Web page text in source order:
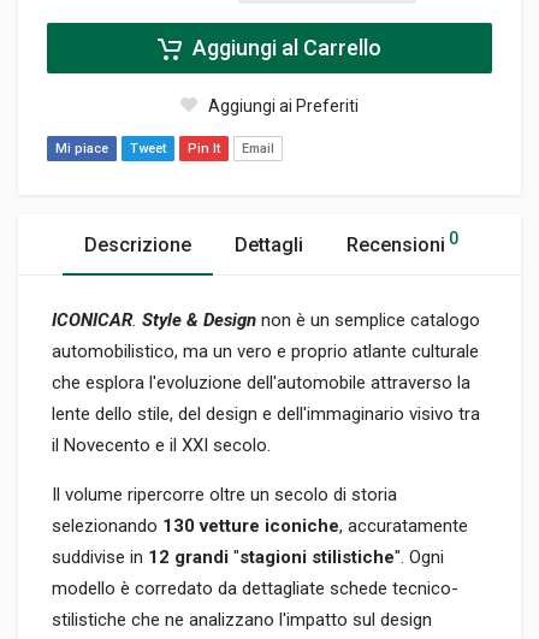
Aggiungi al Carrello
Aggiungi ai Preferiti
Mi piace Tweet Pin It Email
Descrizione Dettagli Recensioni 0
ICONICAR. Style & Design non è un semplice catalogo
automobilistico, ma un vero e proprio atlante culturale
che esplora l'evoluzione dell'automobile attraverso la
lente dello stile, del design e dell'immaginario visivo tra
il Novecento e il XXI secolo.
Il volume ripercorre oltre un secolo di storia
selezionando 130 vetture iconiche, accuratamente
suddivise in 12 grandi "stagioni stilistiche". Ogni
modello è corredato da dettagliate schede tecnico-
stilistiche che ne analizzano l'impatto sul design